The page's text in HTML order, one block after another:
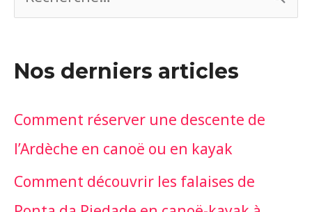
c
e
r
c
h
Nos derniers articles
Comment réserver une descente de
l’Ardèche en canoë ou en kayak
Comment découvrir les falaises de